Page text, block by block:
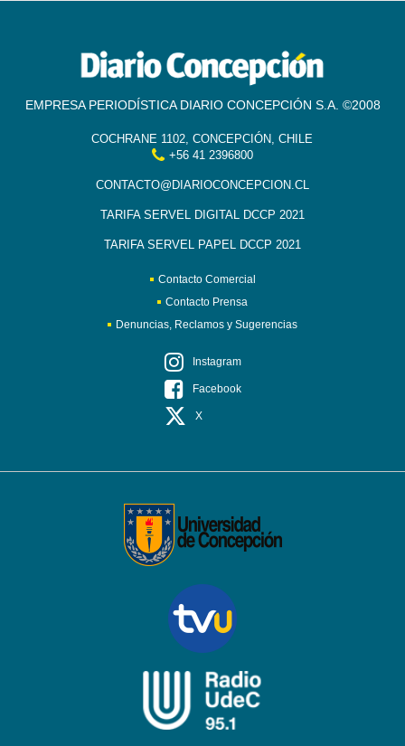
EMPRESA PERIODÍSTICA DIARIO CONCEPCIÓN S.A. ©2008
COCHRANE 1102, CONCEPCIÓN, CHILE
+56 41 2396800
CONTACTO@DIARIOCONCEPCION.CL
TARIFA SERVEL DIGITAL DCCP 2021
TARIFA SERVEL PAPEL DCCP 2021
Contacto Comercial
Contacto Prensa
Denuncias, Reclamos y Sugerencias
Instagram
Facebook
X